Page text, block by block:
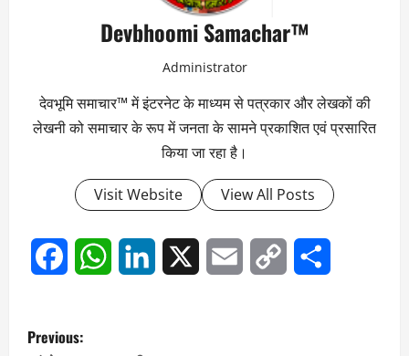
Devbhoomi Samachar™
Administrator
देवभूमि समाचार™ में इंटरनेट के माध्यम से पत्रकार और लेखकों की
लेखनी को समाचार के रूप में जनता के सामने प्रकाशित एवं प्रसारित
किया जा रहा है।
Visit Website View All Posts
FacebookWhatsAppLinkedIn Email
Copy
P
Previous: